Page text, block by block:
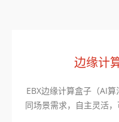
边缘计
EBX边缘计算盒子（AI
同场景需求，自主灵活